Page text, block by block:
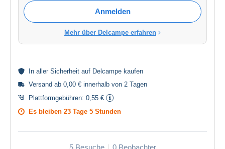
Anmelden
Mehr über Delcampe erfahren
In aller Sicherheit auf Delcampe kaufen
Versand ab 0,00 € innerhalb von 2 Tagen
Plattformgebühren: 0,55 €
Es bleiben 23 Tage 5 Stunden